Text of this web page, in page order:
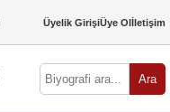
Üyelik GirişiÜye Olİletişim
Ara